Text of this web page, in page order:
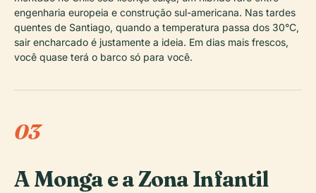
engenharia europeia e construção sul-americana. Nas tardes
quentes de Santiago, quando a temperatura passa dos 30°C,
sair encharcado é justamente a ideia. Em dias mais frescos,
você quase terá o barco só para você.
03
A Monga e a Zona Infantil